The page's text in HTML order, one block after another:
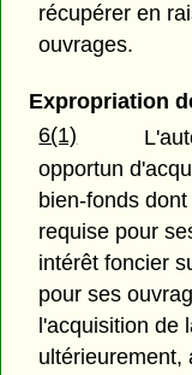
récupérer en
ouvrages.
Expropriation
6(1)
opportun
bien-fonds
requise pour
intérêt foncier
pour ses
l'acquisition de
ultérieurement,